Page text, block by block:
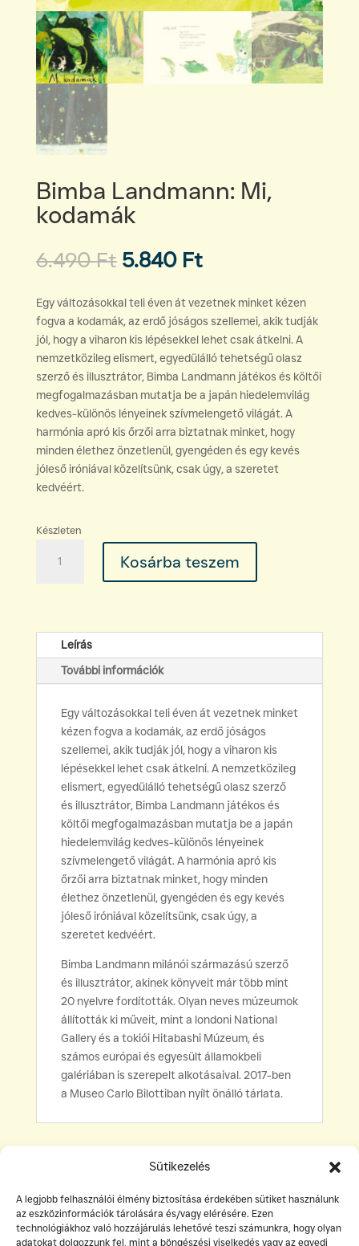
Sütikezelés
A legjobb felhasználói élmény biztosítása érdekében sütiket használunk
az eszközinformációk tárolására és/vagy elérésére. Ezen
technológiákhoz való hozzájárulás lehetővé teszi számunkra, hogy olyan
adatokat dolgozzunk fel, mint a böngészési viselkedés vagy az egyedi
Bimba Landmann: Mi,
kodamák
6.490Ft Original
was:
6.490 Ft.
5.840 FtCurrent
is:
5.840 Ft.
Egy változásokkal teli éven át vezetnek minket kézen
fogva a kodamák, az erdő jóságos szellemei, akik tudják
jól, hogy a viharon kis lépésekkel lehet csak átkelni. A
nemzetközileg elismert, egyedülálló tehetségű olasz
szerző és illusztrátor, Bimba Landmann játékos és költői
megfogalmazásban mutatja be a japán hiedelemvilág
kedves-különös lényeinek szívmelengető világát. A
harmónia apró kis őrzői arra biztatnak minket, hogy
minden élethez önzetlenül, gyengéden és egy kevés
jóleső iróniával közelítsünk, csak úgy, a szeretet
kedvéért.
Készleten
Landmann:
Kosárba teszem
Leírás
További információk
Egy változásokkal teli éven át vezetnek minket
kézen fogva a kodamák, az erdő jóságos
szellemei, akik tudják jól, hogy a viharon kis
lépésekkel lehet csak átkelni. A nemzetközileg
elismert, egyedülálló tehetségű olasz szerző
és illusztrátor, Bimba Landmann játékos és
költői megfogalmazásban mutatja be a japán
hiedelemvilág kedves-különös lényeinek
szívmelengető világát. A harmónia apró kis
őrzői arra biztatnak minket, hogy minden
élethez önzetlenül, gyengéden és egy kevés
jóleső iróniával közelítsünk, csak úgy, a
szeretet kedvéért.
Bimba Landmann milánói származású szerző
és illusztrátor, akinek könyveit már több mint
20 nyelvre fordították. Olyan neves múzeumok
állították ki műveit, mint a londoni National
Gallery és a tokiói Hitabashi Múzeum, és
számos európai és egyesült államokbeli
galériában is szerepelt alkotásaival. 2017-ben
a Museo Carlo Bilottiban nyílt önálló tárlata.